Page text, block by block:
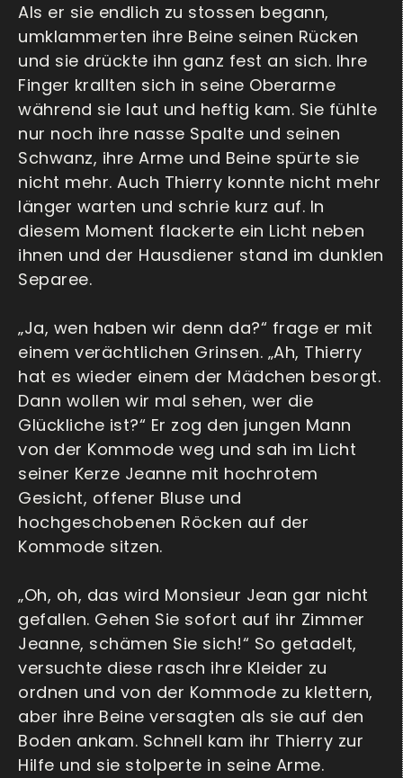
Als er sie endlich zu stossen begann,
umklammerten ihre Beine seinen Rücken
und sie drückte ihn ganz fest an sich. Ihre
Finger krallten sich in seine Oberarme
während sie laut und heftig kam. Sie fühlte
nur noch ihre nasse Spalte und seinen
Schwanz, ihre Arme und Beine spürte sie
nicht mehr. Auch Thierry konnte nicht mehr
länger warten und schrie kurz auf. In
diesem Moment flackerte ein Licht neben
ihnen und der Hausdiener stand im dunklen
Separee.
„Ja, wen haben wir denn da?“ frage er mit
einem verächtlichen Grinsen. „Ah, Thierry
hat es wieder einem der Mädchen besorgt.
Dann wollen wir mal sehen, wer die
Glückliche ist?“ Er zog den jungen Mann
von der Kommode weg und sah im Licht
seiner Kerze Jeanne mit hochrotem
Gesicht, offener Bluse und
hochgeschobenen Röcken auf der
Kommode sitzen.
„Oh, oh, das wird Monsieur Jean gar nicht
gefallen. Gehen Sie sofort auf ihr Zimmer
Jeanne, schämen Sie sich!“ So getadelt,
versuchte diese rasch ihre Kleider zu
ordnen und von der Kommode zu klettern,
aber ihre Beine versagten als sie auf den
Boden ankam. Schnell kam ihr Thierry zur
Hilfe und sie stolperte in seine Arme.